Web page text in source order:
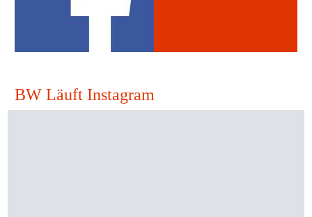
BW Läuft Instagram